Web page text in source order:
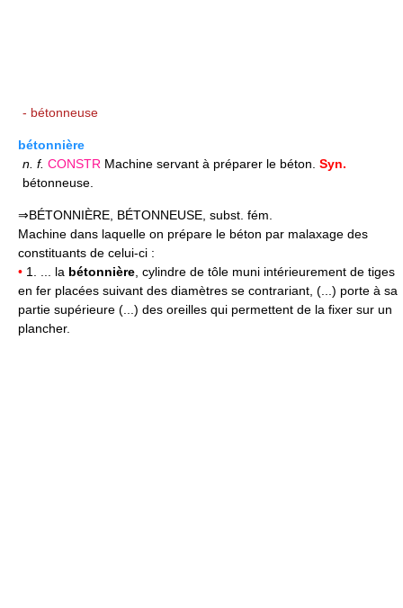
- bétonneuse
bétonnière
n. f. CONSTR Machine servant à préparer le béton. Syn.
bétonneuse.
⇒BÉTONNIÈRE, BÉTONNEUSE, subst. fém.
Machine dans laquelle on prépare le béton par malaxage des
constituants de celui-ci :
• 1. ... la bétonnière , cylindre de tôle muni intérieurement de tiges
en fer placées suivant des diamètres se contrariant, (...) porte à sa
partie supérieure (...) des oreilles qui permettent de la fixer sur un
plancher.